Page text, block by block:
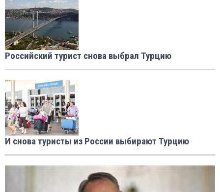
Российский турист снова выбрал Турцию
И снова туристы из России выбирают Турцию